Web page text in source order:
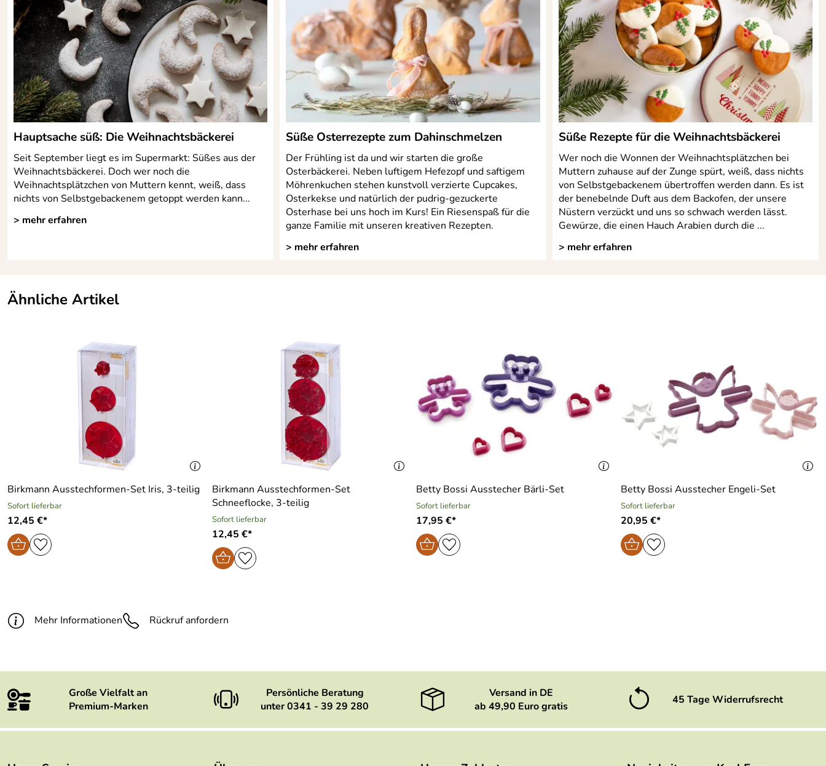
Hauptsache süß: Die Weihnachtsbäckerei
Seit September liegt es im Supermarkt: Süßes aus der
Weihnachtsbäckerei. Doch wer noch die
Weihnachtsplätzchen von Muttern kennt, weiß, dass
nichts von Selbstgebackenem getoppt werden kann...
> mehr erfahren
Süße Osterrezepte zum Dahinschmelzen
Der Frühling ist da und wir starten die große
Osterbäckerei. Neben luftigem Hefezopf und saftigem
Möhrenkuchen stehen kunstvoll verzierte Cupcakes,
Osterkekse und natürlich der pudrig-gezuckerte
Osterhase bei uns hoch im Kurs! Ein Riesenspaß für die
ganze Familie mit unseren kreativen Rezepten.
> mehr erfahren
Süße Rezepte für die Weihnachtsbäckerei
Wer noch die Wonnen der Weihnachtsplätzchen bei
Muttern zuhause auf der Zunge spürt, weiß, dass nichts
von Selbstgebackenem übertroffen werden dann. Es ist
der benebelnde Duft aus dem Backofen, der unsere
Nüstern verzückt und uns so schwach werden lässt.
Gewürze, die einen Hauch Arabien durch die ...
> mehr erfahren
Ähnliche Artikel
Birkmann Ausstechformen-Set Iris, 3-teilig
Sofort lieferbar
12,45 €*
Birkmann Ausstechformen-Set
Schneeflocke, 3-teilig
Sofort lieferbar
12,45 €*
Betty Bossi Ausstecher Bärli-Set
Sofort lieferbar
17,95 €*
Betty Bossi Ausstecher Engeli-Set
Sofort lieferbar
20,95 €*
Mehr Informationen Rückruf anfordern
Große Vielfalt an
Premium-Marken
Persönliche Beratung
unter 0341 - 39 29 280
Versand in DE
ab 49,90 Euro gratis
45 Tage Widerrufsrecht